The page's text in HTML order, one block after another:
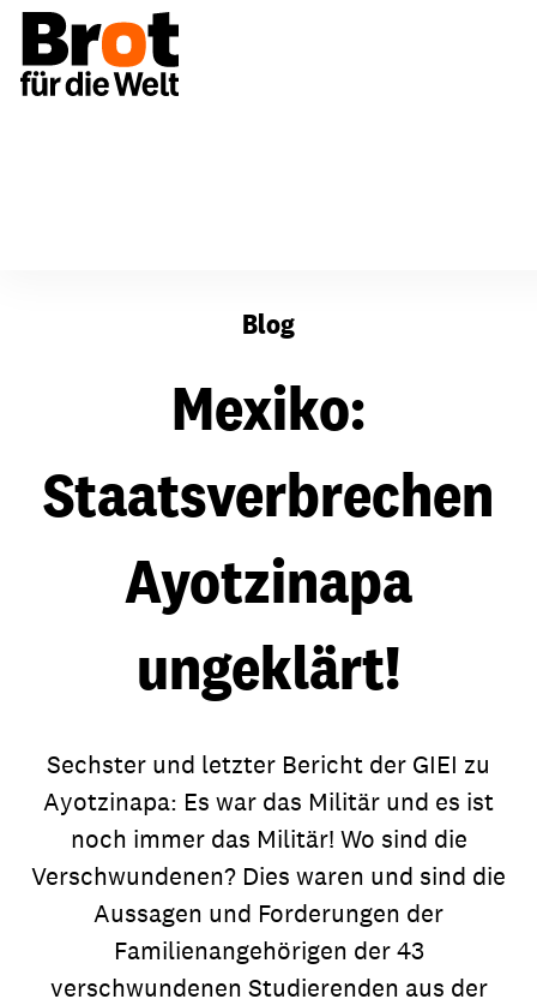
Blog
Mexiko:
Staatsverbrechen
Ayotzinapa
ungeklärt!
Sechster und letzter Bericht der GIEI zu
Ayotzinapa: Es war das Militär und es ist
noch immer das Militär! Wo sind die
Verschwundenen? Dies waren und sind die
Aussagen und Forderungen der
Familienangehörigen der 43
verschwundenen Studierenden aus der